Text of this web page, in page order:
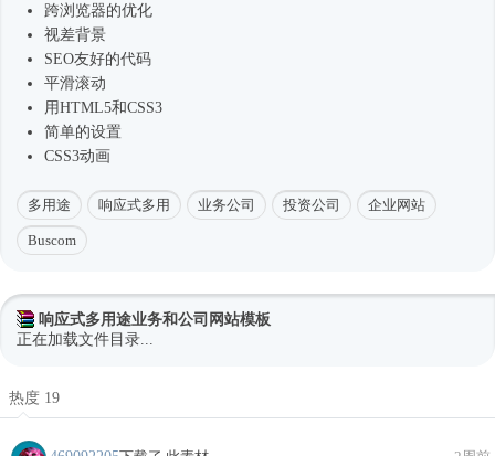
跨浏览器的优化
视差背景
SEO友好的代码
平滑滚动
用HTML5和CSS3
简单的设置
CSS3动画
多用途 响应式多用 业务公司 投资公司 企业网站
Buscom
响应式多用途业务和公司网站模板
正在加载文件目录...
热度 19